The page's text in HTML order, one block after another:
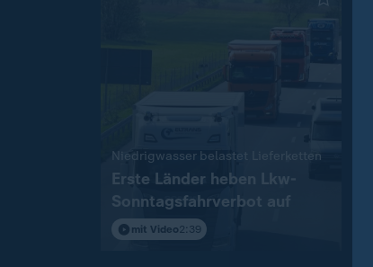
Niedrigwasser belastet Lieferketten
Erste Länder heben Lkw-
Sonntagsfahrverbot auf
mit Video2:39